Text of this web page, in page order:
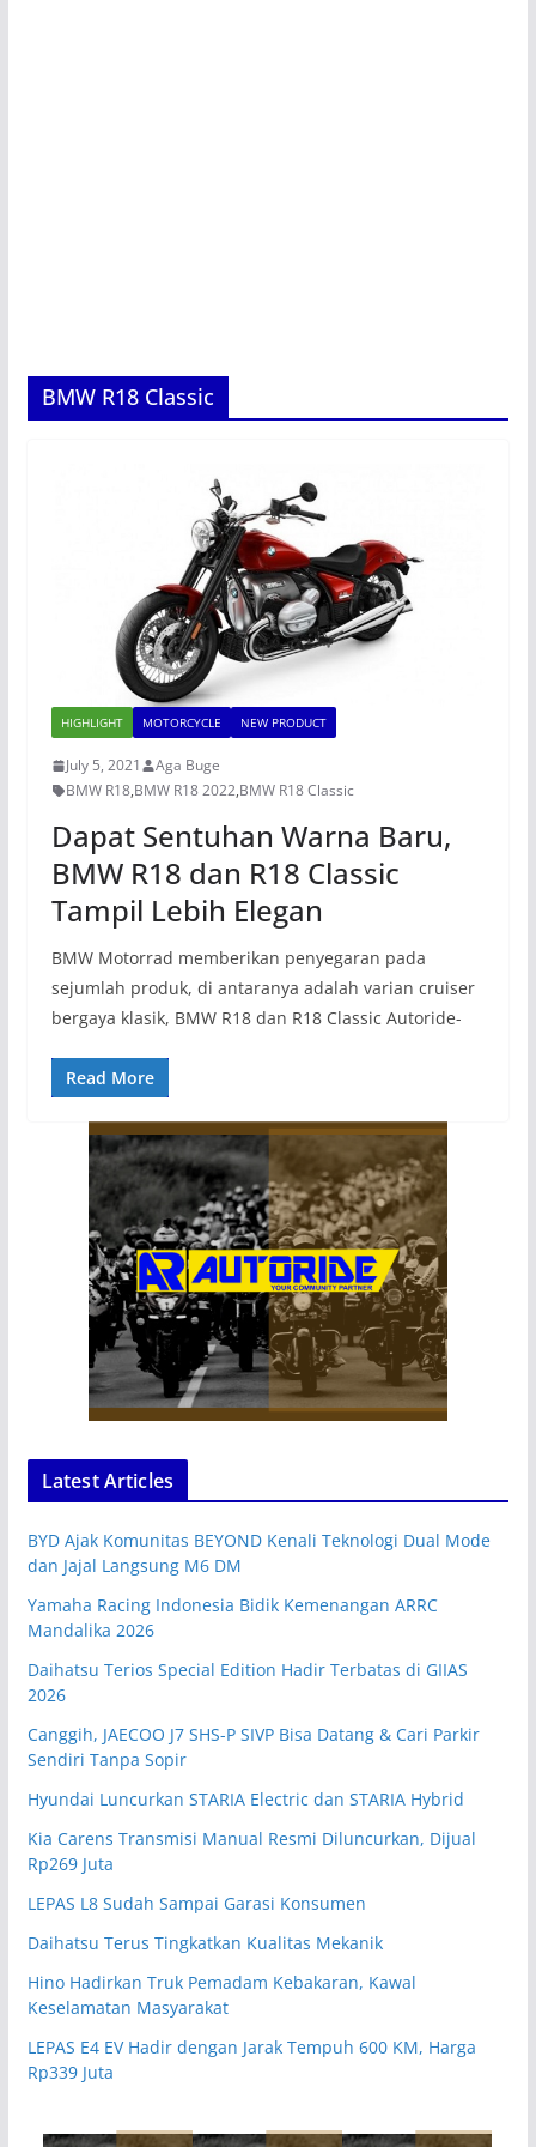
BMW R18 Classic
HIGHLIGHT MOTORCYCLE NEW PRODUCT
July 5, 2021
Aga Buge
BMW R18,BMW R18 2022,BMW R18 Classic
Dapat Sentuhan Warna Baru,
BMW R18 dan R18 Classic
Tampil Lebih Elegan
BMW Motorrad memberikan penyegaran pada
sejumlah produk, di antaranya adalah varian cruiser
bergaya klasik, BMW R18 dan R18 Classic Autoride-
Read More
Latest Articles
BYD Ajak Komunitas BEYOND Kenali Teknologi Dual Mode
dan Jajal Langsung M6 DM
Yamaha Racing Indonesia Bidik Kemenangan ARRC
Mandalika 2026
Daihatsu Terios Special Edition Hadir Terbatas di GIIAS
2026
Canggih, JAECOO J7 SHS-P SIVP Bisa Datang & Cari Parkir
Sendiri Tanpa Sopir
Hyundai Luncurkan STARIA Electric dan STARIA Hybrid
Kia Carens Transmisi Manual Resmi Diluncurkan, Dijual
Rp269 Juta
LEPAS L8 Sudah Sampai Garasi Konsumen
Daihatsu Terus Tingkatkan Kualitas Mekanik
Hino Hadirkan Truk Pemadam Kebakaran, Kawal
Keselamatan Masyarakat
LEPAS E4 EV Hadir dengan Jarak Tempuh 600 KM, Harga
Rp339 Juta